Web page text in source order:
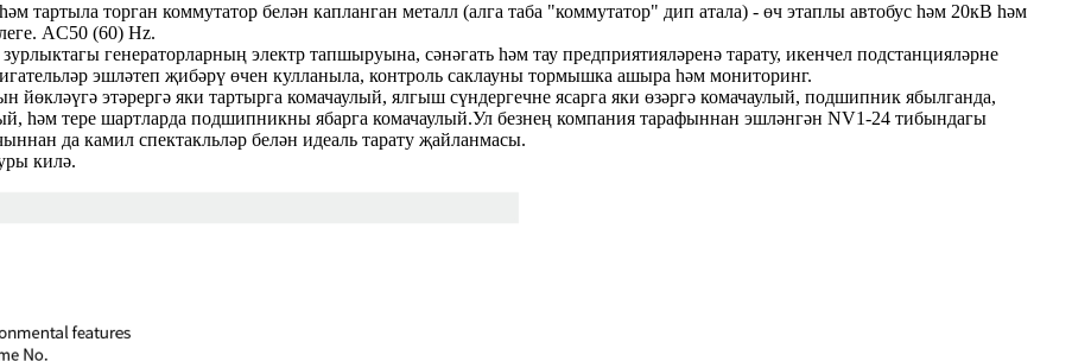
тартыла торган коммутатор белән капланган металл (алга таба "коммутатор" дип атала) - өч этаплы автобус һәм 20кВ һәм
AC50 (60) Hz.
генераторларның электр тапшыруына, сәнәгать һәм тау предприятияләренә тарату, икенчел подстанцияләрне
эшләтеп җибәрү өчен кулланыла, контроль саклауны тормышка ашыра һәм мониторинг.
этәрергә яки тартырга комачаулый, ялгыш сүндергечне ясарга яки өзәргә комачаулый, подшипник ябылганда,
һәм тере шартларда подшипникны ябарга комачаулый.Ул безнең компания тарафыннан эшләнгән NV1-24 тибындагы
да камил спектакльләр белән идеаль тарату җайланмасы.
килә.